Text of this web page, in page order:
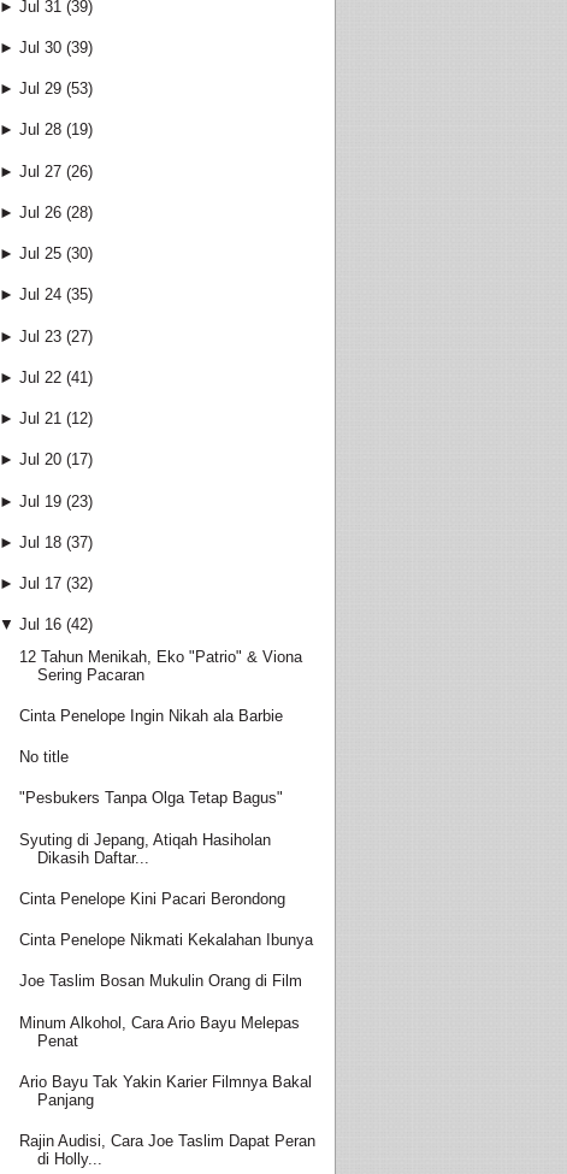
►Jul 31 (39)
►Jul 30 (39)
►Jul 29 (53)
►Jul 28 (19)
►Jul 27 (26)
►Jul 26 (28)
►Jul 25 (30)
►Jul 24 (35)
►Jul 23 (27)
►Jul 22 (41)
►Jul 21 (12)
►Jul 20 (17)
►Jul 19 (23)
►Jul 18 (37)
►Jul 17 (32)
▼Jul 16 (42)
12 Tahun Menikah, Eko "Patrio" & Viona
Sering Pacaran
Cinta Penelope Ingin Nikah ala Barbie
No title
"Pesbukers Tanpa Olga Tetap Bagus"
Syuting di Jepang, Atiqah Hasiholan
Dikasih Daftar...
Cinta Penelope Kini Pacari Berondong
Cinta Penelope Nikmati Kekalahan Ibunya
Joe Taslim Bosan Mukulin Orang di Film
Minum Alkohol, Cara Ario Bayu Melepas
Penat
Ario Bayu Tak Yakin Karier Filmnya Bakal
Panjang
Rajin Audisi, Cara Joe Taslim Dapat Peran
di Holly...